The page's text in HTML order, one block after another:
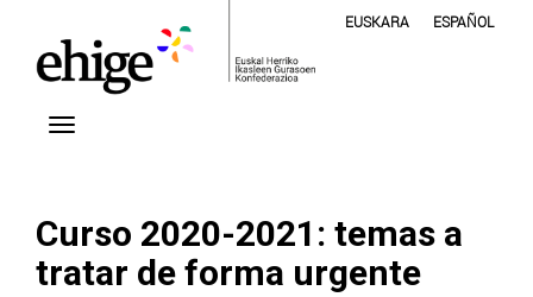
EUSKARA ESPAÑOL
Curso 2020-2021: temas a
tratar de forma urgente